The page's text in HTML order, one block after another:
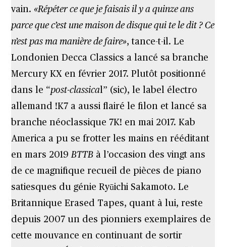
vain. «Répéter ce que je faisais il y a quinze ans
parce que c’est une maison de disque qui te le dit ? Ce
n’est pas ma manière de faire», tance-t-il. Le
Londonien Decca Classics a lancé sa branche
Mercury KX en février 2017. Plutôt positionné
dans le “post-classical” (sic), le label électro
allemand !K7 a aussi flairé le filon et lancé sa
branche néoclassique 7K! en mai 2017. Kab
America a pu se frotter les mains en rééditant
en mars 2019BTTB à l’occasion des vingt ans
de ce magnifique recueil de pièces de piano
satiesques du génie Ryūichi Sakamoto. Le
Britannique Erased Tapes, quant à lui, reste
depuis 2007 un des pionniers exemplaires de
cette mouvance en continuant de sortir